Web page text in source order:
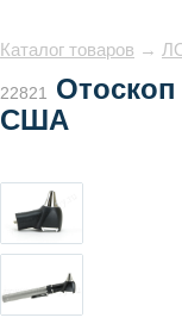
Каталог товаров →
22821
США